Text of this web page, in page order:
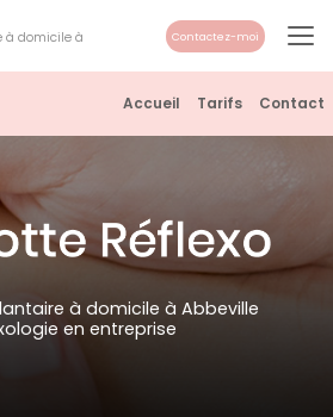
Accueil Tarifs Contact
Contactez-moi
à domicile à Abbeville
en entreprise